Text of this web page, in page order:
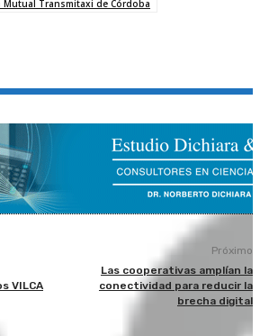
Mutual Transmitaxi de Córdoba
VILCA
Próximo
Las cooperativas amplían la
conectividad para reducir la
brecha digital